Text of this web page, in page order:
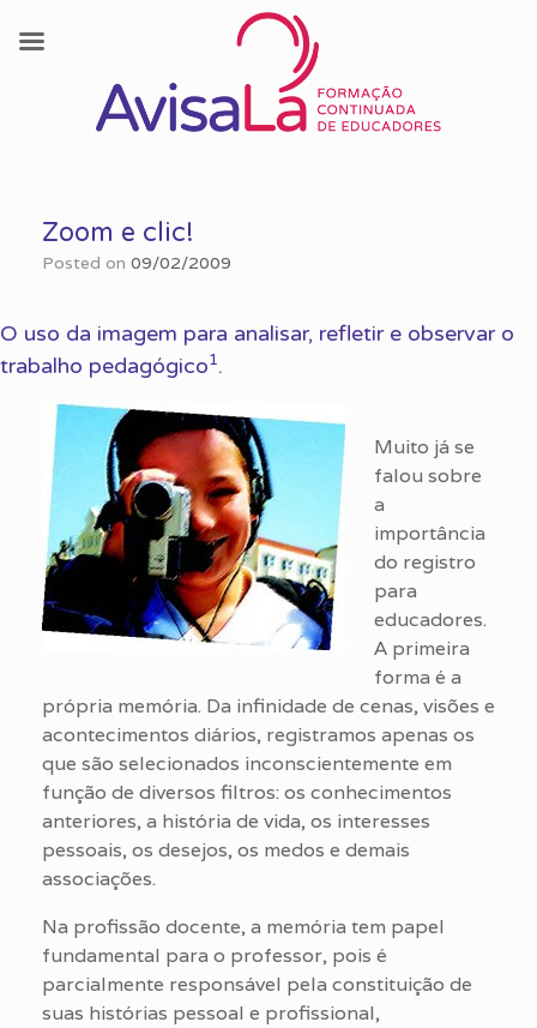
contentZoom e clic!
Posted on 09/02/2009
O uso da imagem para analisar, refletir e observar o
trabalho pedagógico1.
Muito já se
falou sobre
a
importância
do registro
para
educadores.
A primeira
forma é a
própria memória. Da infinidade de cenas, visões e
acontecimentos diários, registramos apenas os
que são selecionados inconscientemente em
função de diversos filtros: os conhecimentos
anteriores, a história de vida, os interesses
pessoais, os desejos, os medos e demais
associações.
Na profissão docente, a memória tem papel
fundamental para o professor, pois é
parcialmente responsável pela constituição de
suas histórias pessoal e profissional,